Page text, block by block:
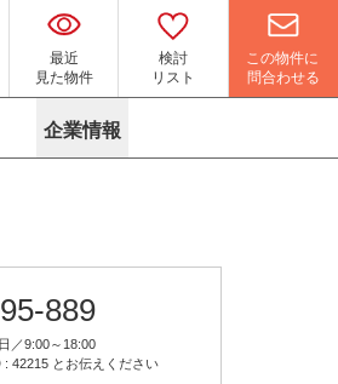
最近
見た物件
検討
リスト
この物件に
問合わせる
から探す
わりから探す
から探す
化へ
企業情報
889
／9:00～18:00
: 42215 とお伝えください